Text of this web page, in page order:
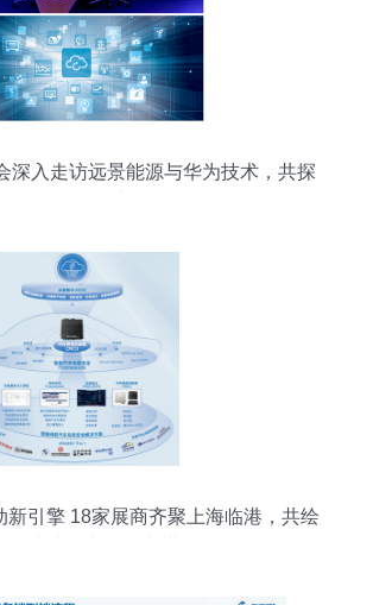
深入走访远景能源与华为技术，共探
新引擎 18家展商齐聚上海临港，共绘